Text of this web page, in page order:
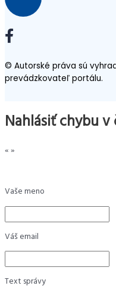
© Autorské práva sú
prevádzkovateľ portálu.
Nahlásiť chybu v
«»
Vaše meno
Váš email
Text správy